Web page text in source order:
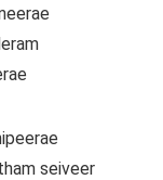
seiveer